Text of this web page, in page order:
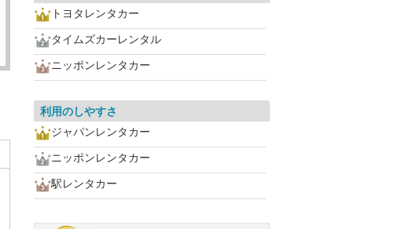
トヨタレンタカー
タイムズカーレンタル
ニッポンレンタカー
利用のしやすさ
ジャパンレンタカー
ニッポンレンタカー
駅レンタカー